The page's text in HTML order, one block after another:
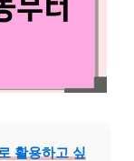
활용하고 싶